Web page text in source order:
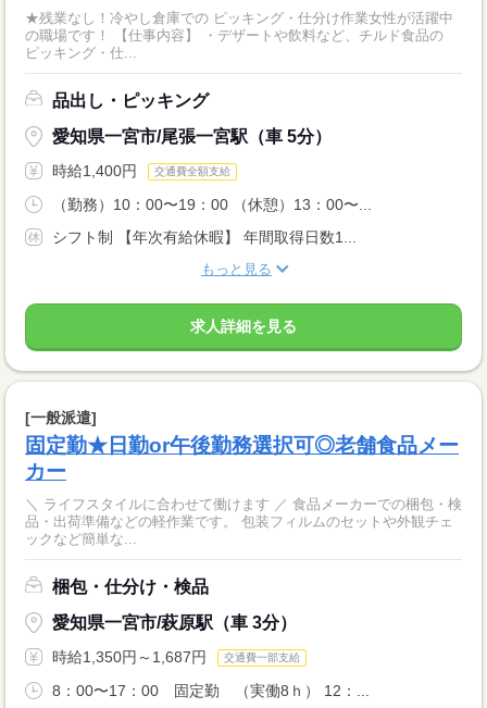
★残業なし！冷やし倉庫での ピッキング・仕分け作業女性が活躍中
の職場です！ 【仕事内容】 ・デザートや飲料など、チルド食品の
ピッキング・仕...
品出し・ピッキング
愛知県一宮市/尾張一宮駅（車 5分）
時給1,400円 交通費全額支給
（勤務）10：00〜19：00 （休憩）13：00〜...
シフト制 【年次有給休暇】 年間取得日数1...
もっと見る
求人詳細を見る
[一般派遣]
固定勤★日勤or午後勤務選択可◎老舗食品メー
カー
＼ ライフスタイルに合わせて働けます ／ 食品メーカーでの梱包・検
品・出荷準備などの軽作業です。 包装フィルムのセットや外観チェ
ックなど簡単な...
梱包・仕分け・検品
愛知県一宮市/萩原駅（車 3分）
時給1,350円～1,687円 交通費一部支給
8：00〜17：00 固定勤 （実働8ｈ） 12：...